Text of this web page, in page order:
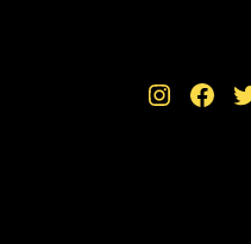
Instagram Facebook Twitter